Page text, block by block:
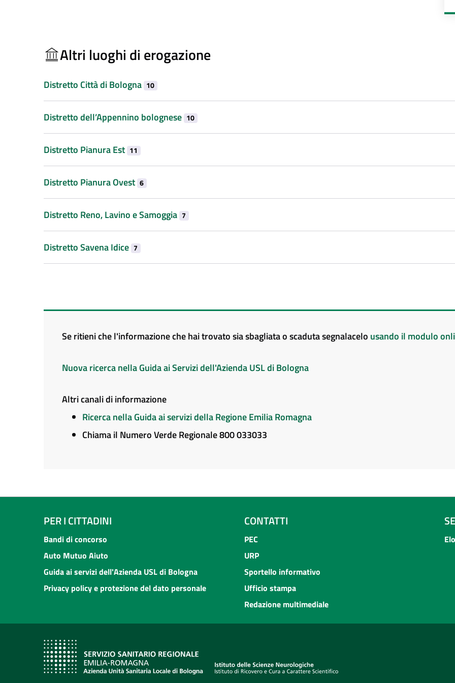
Altri luoghi di erogazione
Distretto Città di Bologna 10
Distretto dell’Appennino bolognese 10
Distretto Pianura Est 11
Distretto Pianura Ovest 6
Distretto Reno, Lavino e Samoggia 7
Distretto Savena Idice 7
Se ritieni che l'informazione che hai trovato sia sbagliata o scaduta segnalacelo usando il modulo
Nuova ricerca nella Guida ai Servizi dell'Azienda USL di Bologna
Altri canali di informazione
Ricerca nella Guida ai servizi della Regione Emilia Romagna
Chiama il Numero Verde Regionale 800 033033
PER I CITTADINI
Bandi di concorso
Auto Mutuo Aiuto
Guida ai servizi dell'Azienda USL di Bologna
Privacy policy e protezione del dato personale
CONTATTI
PEC
URP
Sportello informativo
Ufficio stampa
Redazione multimediale